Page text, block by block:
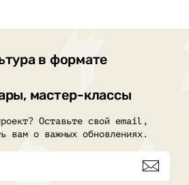
в формате
мастер-классы
Оставьте свой email,
вам о важных обновлениях.